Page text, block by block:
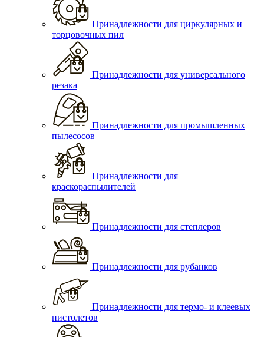
Принадлежности для циркулярных и
торцовочных пил
Принадлежности для универсального
резака
Принадлежности для промышленных
пылесосов
Принадлежности для
краскораспылителей
Принадлежности для степлеров
Принадлежности для рубанков
Принадлежности для термо- и клеевых
пистолетов